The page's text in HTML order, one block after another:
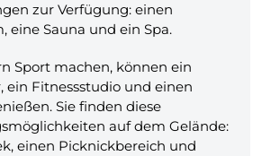
zur Verfügung: einen
eine Sauna und ein Spa.
Sport machen, können ein
ein Fitnessstudio und einen
Sie finden diese
auf dem Gelände:
einen Picknickbereich und